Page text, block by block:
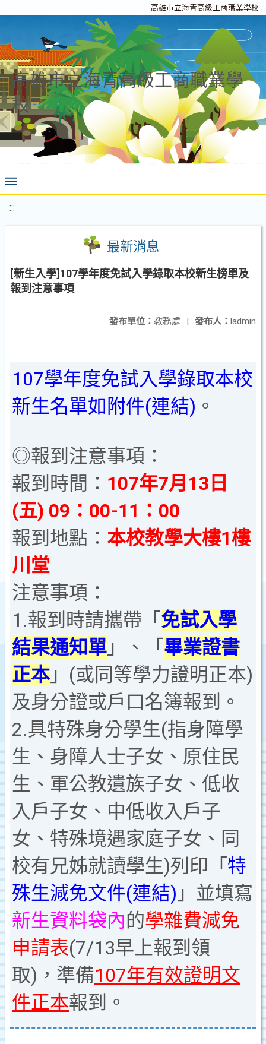
高雄市立海青高級工商職業學校
高雄市立海青高級工商職業學
校
:::
最新消息
[新生入學]107學年度免試入學錄取本校新生榜單及
報到注意事項
發布人： ladmin
發布單位： 教務處 |
107學年度免試入學錄取本校
新生名單如附件(連結) 。
◎報到注意事項：
報到時間： 107年7月13日
(五) 09：00-11：00
報到地點： 本校教學大樓1樓
川堂
注意事項：
1.報到時請攜帶「 免試入學
結果通知單 」、「 畢業證書
正本」(或同等學力證明正本)
及身分證或戶口名簿報到。
2.具特殊身分學生(指身障學
生、身障人士子女、原住民
生、軍公教遺族子女、低收
入戶子女、中低收入戶子
女、特殊境遇家庭子女、同
校有兄姊就讀學生)列印「 特
殊生減免文件(連結) 」並填寫
新生資料袋內的學雜費減免
申請表(7/13早上報到領
取)，準備107年有效證明文
件正本報到。